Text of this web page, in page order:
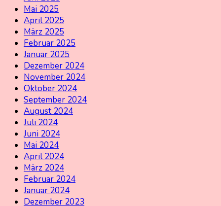
Mai 2025
April 2025
März 2025
Februar 2025
Januar 2025
Dezember 2024
November 2024
Oktober 2024
September 2024
August 2024
Juli 2024
Juni 2024
Mai 2024
April 2024
März 2024
Februar 2024
Januar 2024
Dezember 2023